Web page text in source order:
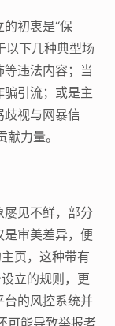
初衷是“保
以下几种典型场
违法内容；当
引流；或是主
歧视与网暴信
力量。
见不鲜，部分
是审美差异，便
页，这种带有
立的规则，更
台的风控系统并
可能导致举报者